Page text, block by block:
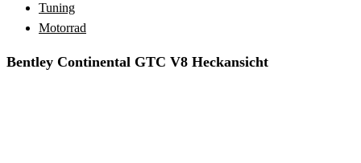
Tuning
Motorrad
Bentley Continental GTC V8 Heckansicht